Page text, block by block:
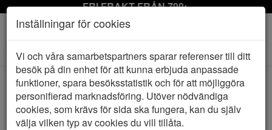
FRI FRAKT FRÅN 799:-
Toggle
navigation
HEM S.A.C
Inställningar för cookies
Vi och våra samarbetspartners sparar referenser till ditt
besök på din enhet för att kunna erbjuda anpassade
funktioner, spara besöksstatistik och för att möjliggöra
personifierad marknadsföring. Utöver nödvändiga
cookies, som krävs för sida ska fungera, kan du själv
välja vilken typ av cookies du vill tillåta.